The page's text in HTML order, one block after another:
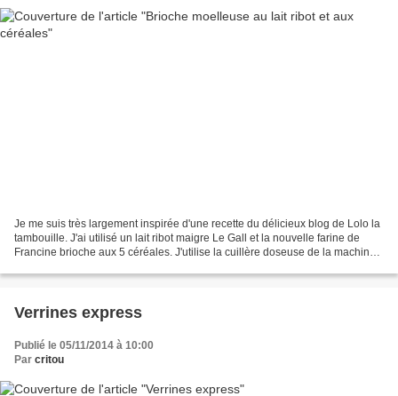
Je me suis très largement inspirée d'une recette du délicieux blog de Lolo la
tambouille. J'ai utilisé un lait ribot maigre Le Gall et la nouvelle farine de
Francine brioche aux 5 céréales. J'utilise la cuillère doseuse de la machine
Verrines express
Publié le 05/11/2014 à 10:00
Par critou